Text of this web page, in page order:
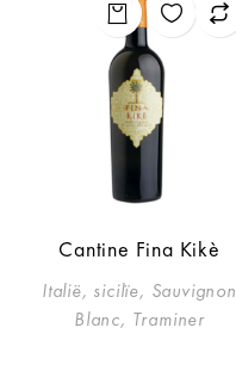
Cantine Fina Kikè
Italië, sicilïe, Sauvignon
Blanc, Traminer